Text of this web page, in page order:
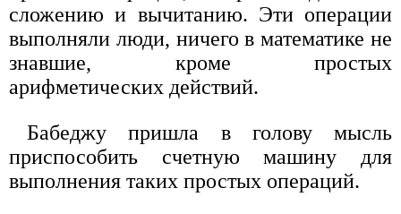
сложению и вычитанию. Эти операции
выполняли люди, ничего в математике не
знавшие, кроме простых
арифметических действий.
Бабеджу пришла в голову мысль
приспособить счетную машину для
выполнения таких простых операций.